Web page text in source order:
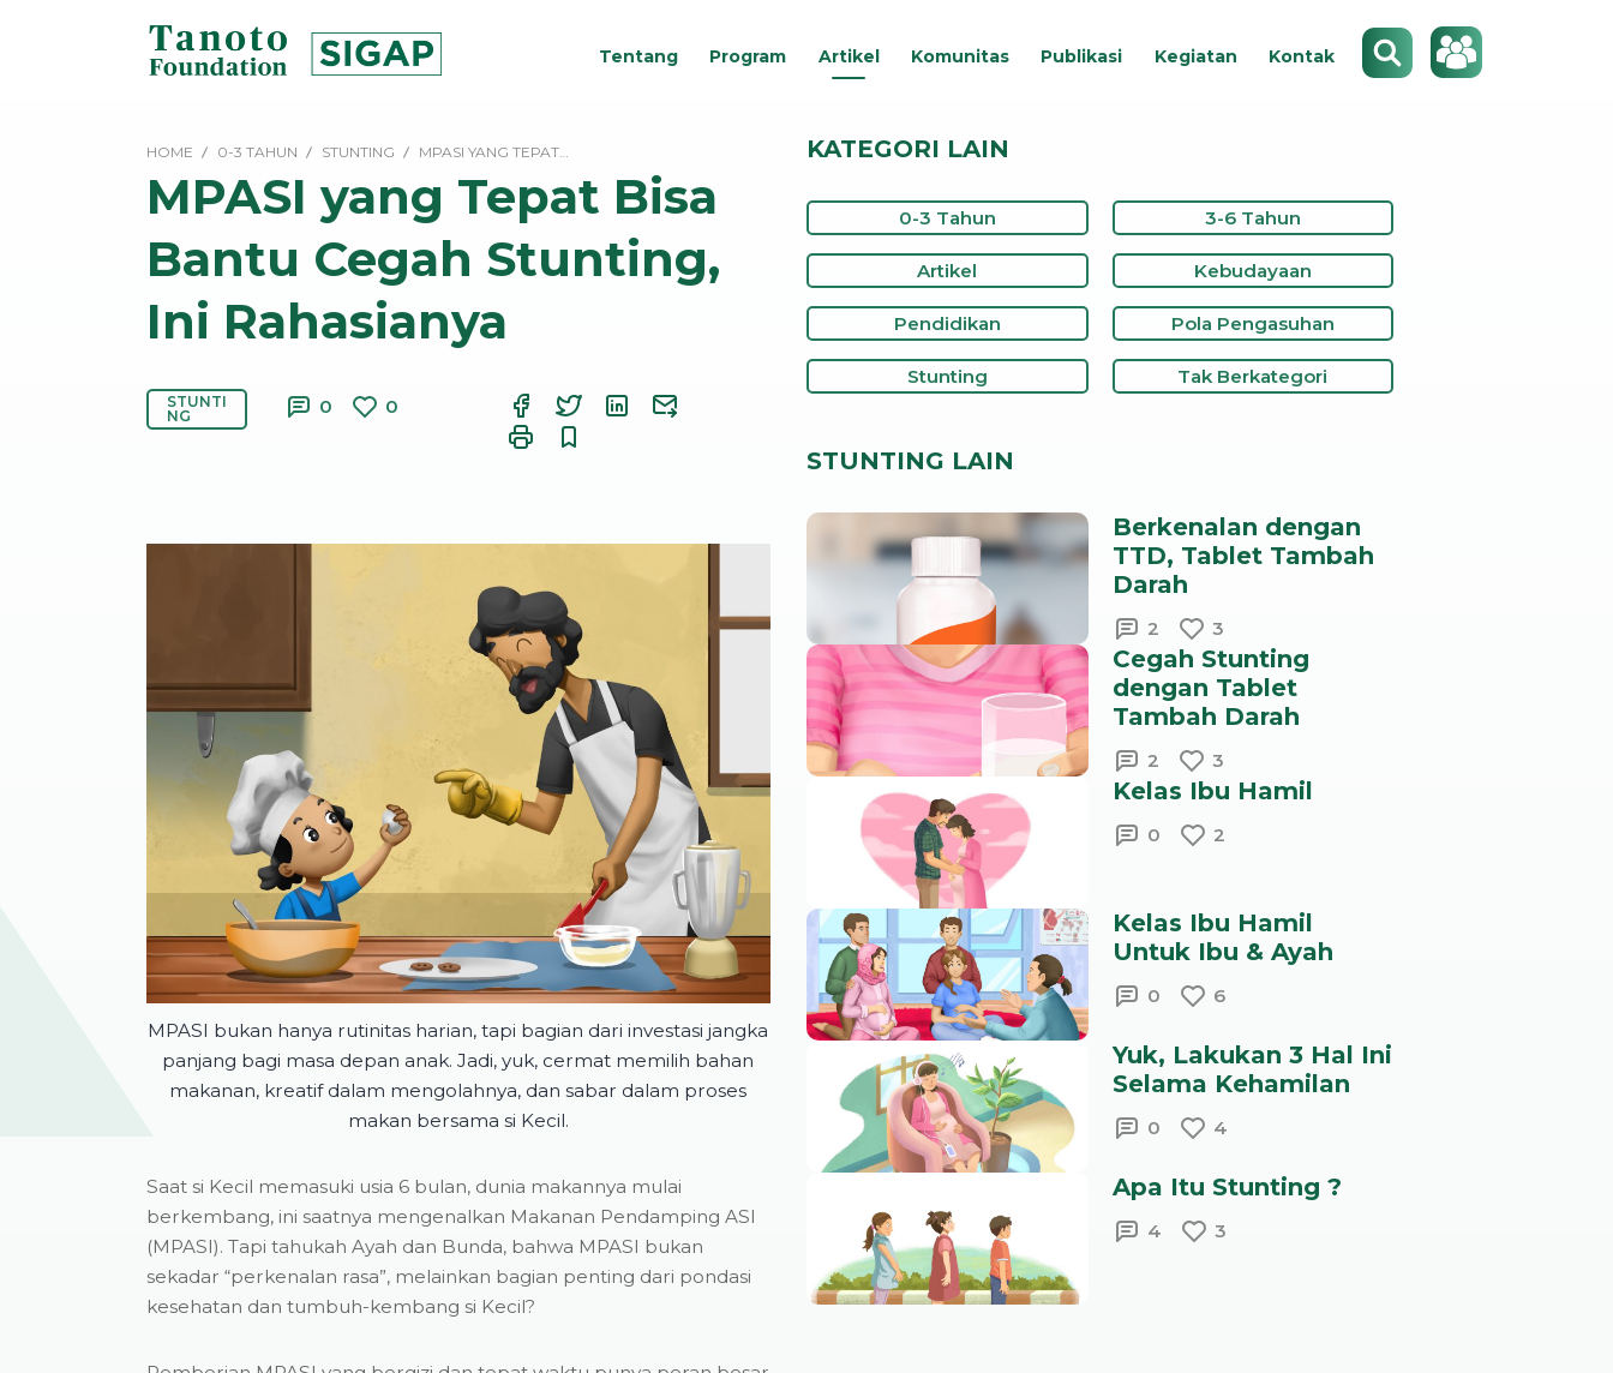
|
Foundation
Tentang Program Artikel Komunitas Publikasi Kegiatan Kontak
Search
HOME 0-3 TAHUN STUNTING MPASI YANG TEPAT…
MPASI yang Tepat Bisa
Bantu Cegah Stunting,
Ini Rahasianya
STUNTI
NG
0 0
MPASI bukan hanya rutinitas harian, tapi bagian dari investasi jangka
panjang bagi masa depan anak. Jadi, yuk, cermat memilih bahan
makanan, kreatif dalam mengolahnya, dan sabar dalam proses
makan bersama si Kecil.
Saat si Kecil memasuki usia 6 bulan, dunia makannya mulai
berkembang, ini saatnya mengenalkan Makanan Pendamping ASI
(MPASI). Tapi tahukah Ayah dan Bunda, bahwa MPASI bukan
sekadar “perkenalan rasa”, melainkan bagian penting dari pondasi
kesehatan dan tumbuh-kembang si Kecil?
KATEGORI LAIN
0-3 Tahun 3-6 Tahun
Artikel Kebudayaan
Pendidikan Pola Pengasuhan
Stunting Tak Berkategori
STUNTING LAIN
Berkenalan dengan
TTD, Tablet Tambah
Darah
2 3
Cegah Stunting
dengan Tablet
Tambah Darah
2 3
Kelas Ibu Hamil
0 2
Kelas Ibu Hamil
Untuk Ibu & Ayah
0 6
Yuk, Lakukan 3 Hal Ini
Selama Kehamilan
0 4
Apa Itu Stunting ?
4 3